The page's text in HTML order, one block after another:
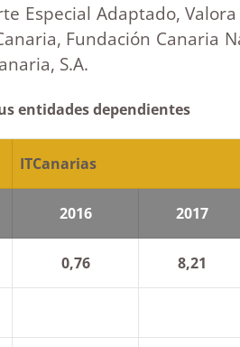
Especial Adaptado,
Fundación Canaria
S.A.
entidades dependientes
ITCanarias
2016 2017
0,76 8,21